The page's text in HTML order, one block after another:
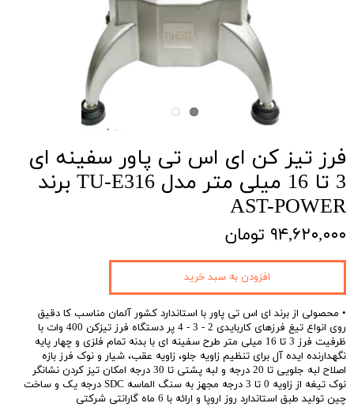
فرز تیز کن ای اس تی پاور سفینه ای
3 تا 16 میلی متر مدل TU-E316 برند
AST-POWER
۹۴,۶۲۰,۰۰۰ تومان
• محصولی از برند ای اس تی پاور با استاندارد کشور آلمان مناسب کا دقیق
روی انواع تیغ فرزهای کاربایدی 2 - 3 - 4 پر دستگاه فرز تیزکن 400 وات با
ظرفیت فرز 3 تا 16 میلی متر طرح سفینه ای با بدنه تمام فلزی و چهار پایه
نگهدارنده ایده آل برای تنظیم زاویه جلو، زاویه عقب، شیار و نوک فرز بازه
اصلاح لبه جلویی تا 20 درجه و لبه پشتی تا 30 درجه امکان تیز کردن نشانگر
نوک تیغه از زاویه 0 تا 3 درجه مجهز به سنگ الماسه SDC درجه یک و ساخت
چین تولید طبق استاندارد روز اروپا و ارائه با 6 ماه گارانتی شرکتی
افزودن به سبد خرید